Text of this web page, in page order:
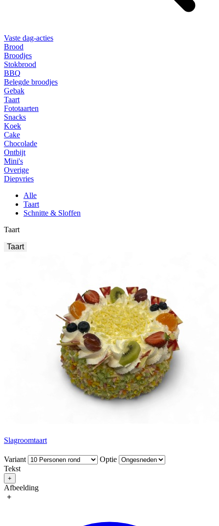
Vaste dag-acties
Brood
Broodjes
Stokbrood
BBQ
Belegde broodjes
Gebak
Taart
Fototaarten
Snacks
Koek
Cake
Chocolade
Ontbijt
Mini's
Overige
Diepvries
Alle
Taart
Schnitte & Sloffen
Taart
Taart
Slagroomtaart
Variant
Optie
Tekst
+
Afbeelding
+